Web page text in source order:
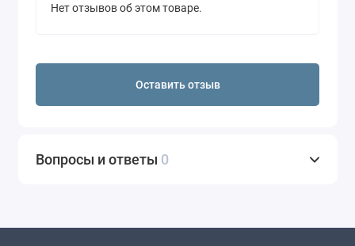
Нет отзывов об этом товаре.
Оставить отзыв
Вопросы и ответы 0